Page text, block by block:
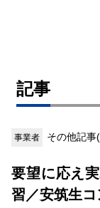
記事
事業者 その他記事
要望に応え
習／安筑生